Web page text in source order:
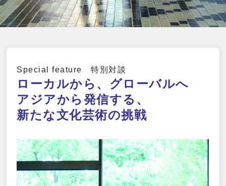
Special feature 特別対談
ローカルから、グローバルへ
アジアから発信する、
新たな文化芸術の挑戦